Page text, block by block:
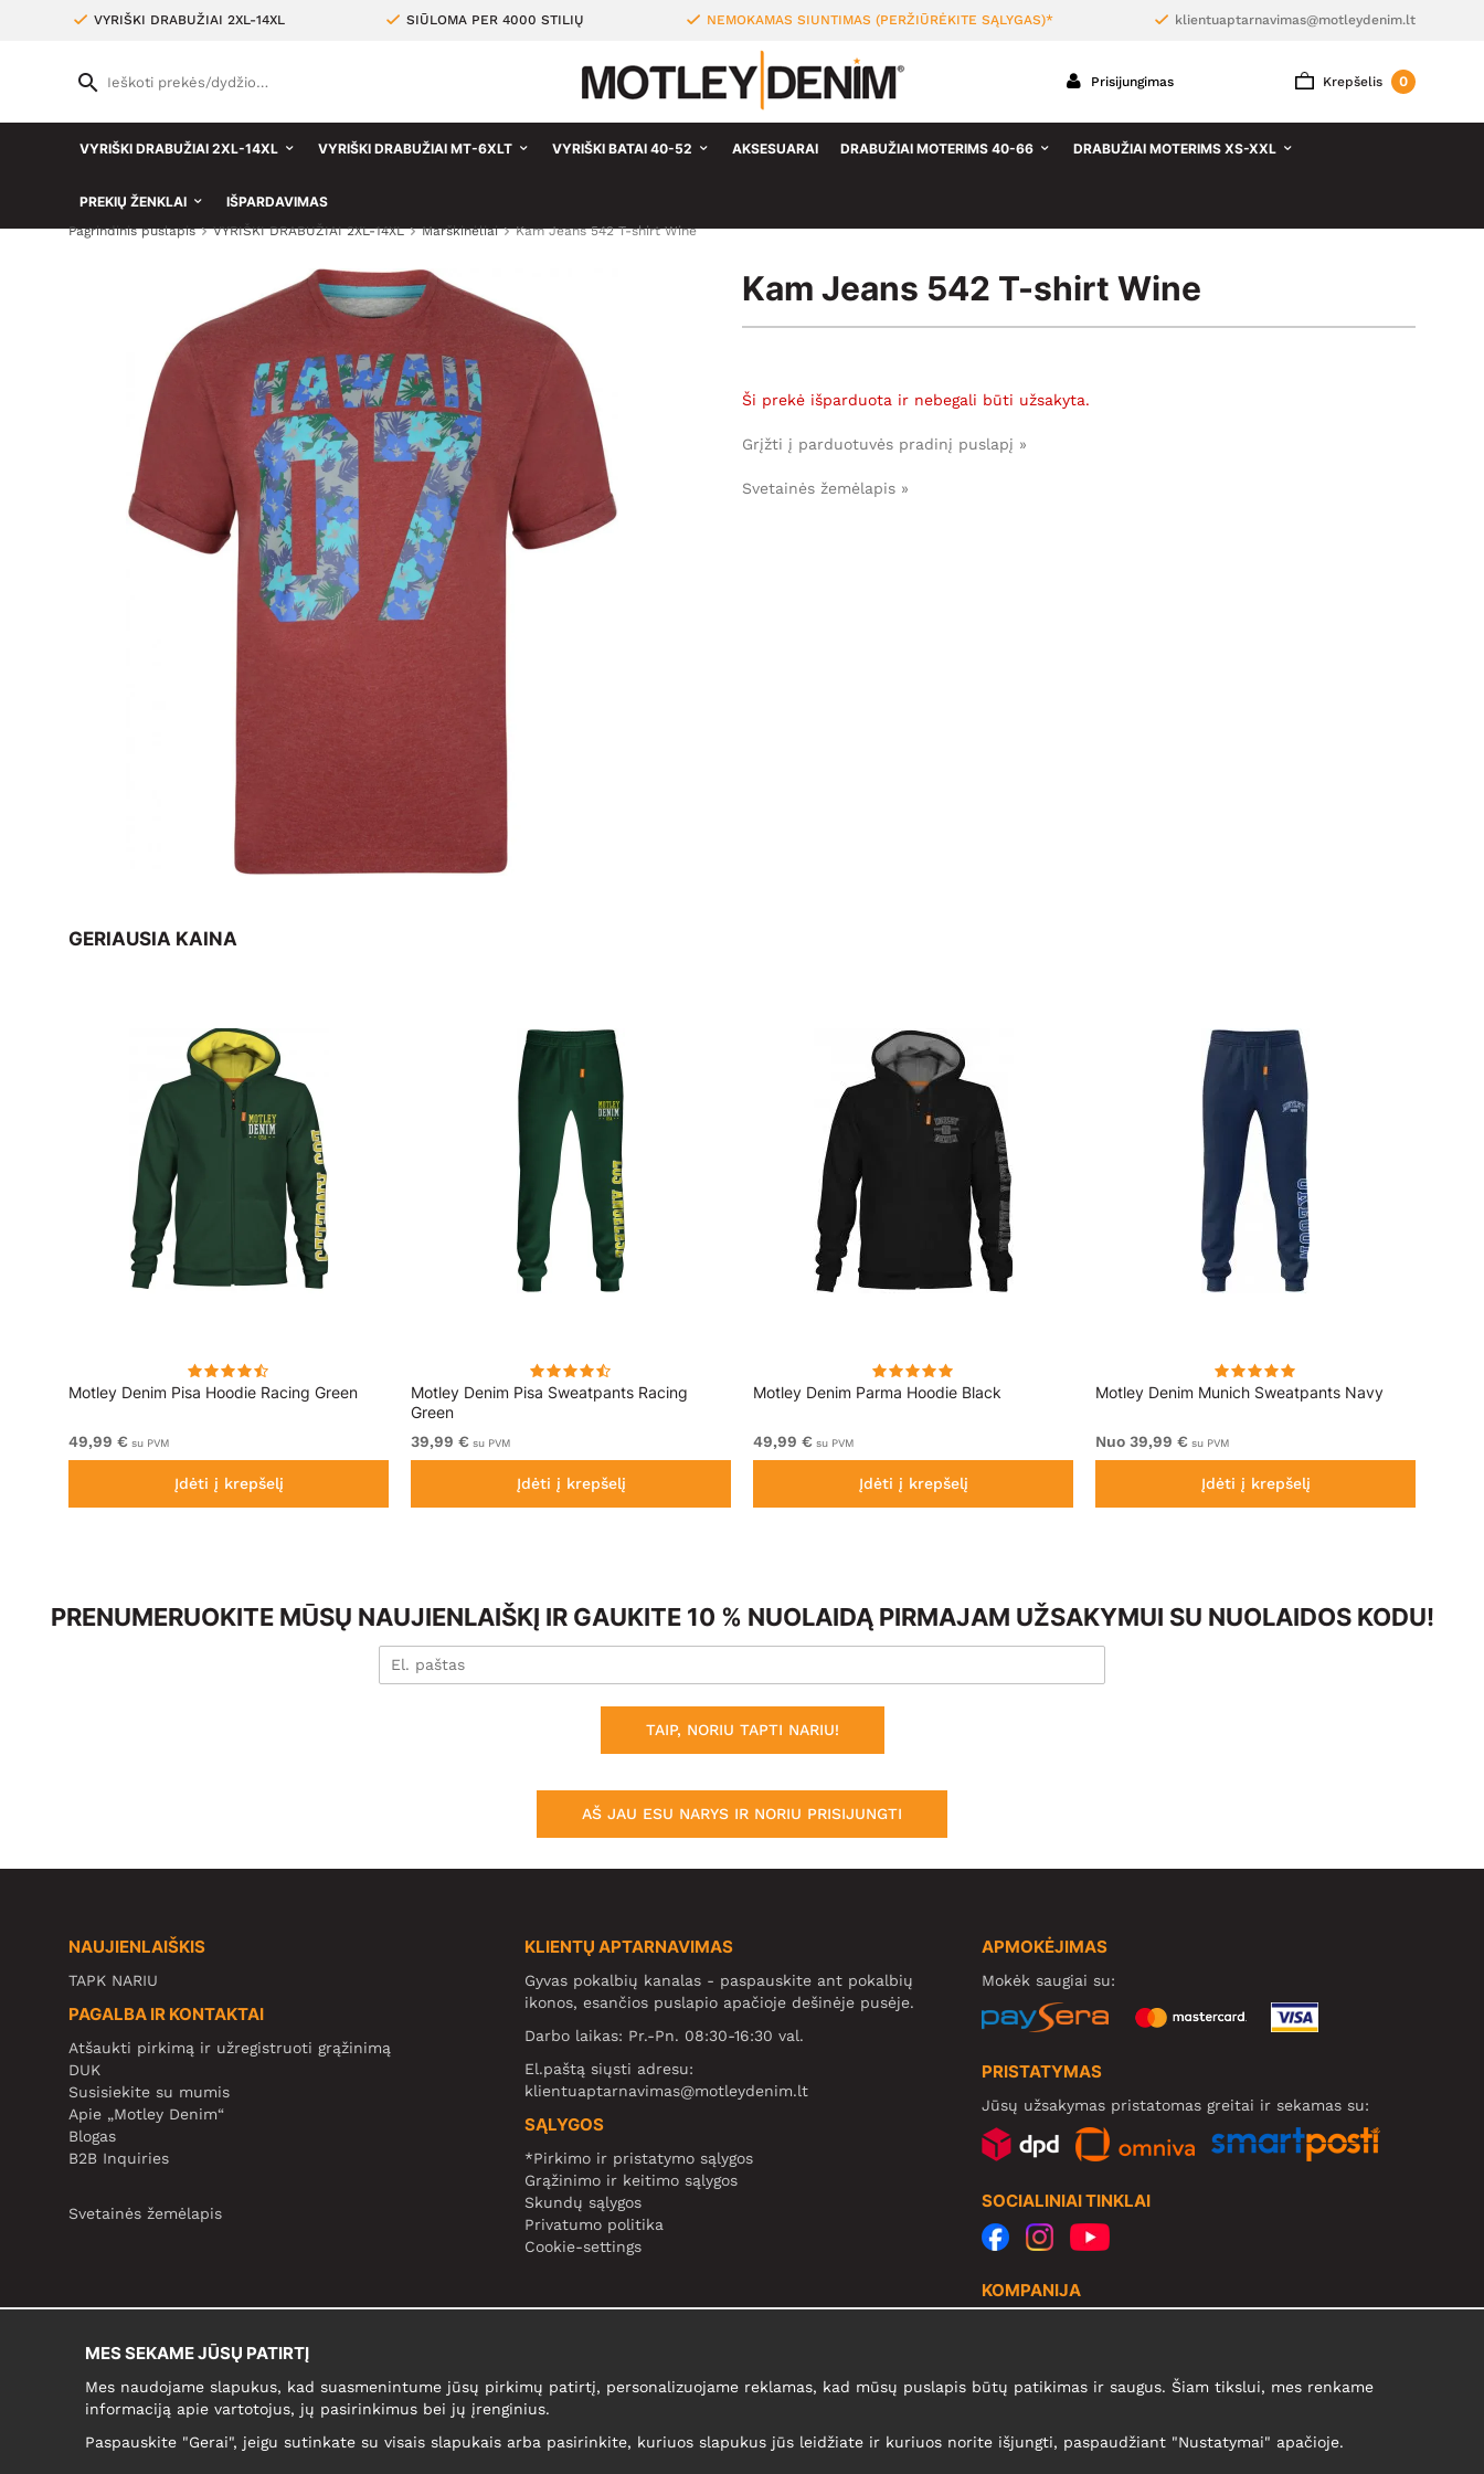
VYRIŠKI DRABUŽIAI 2XL-14XL SIŪLOMA PER 4000 STILIŲ NEMOKAMAS SIUNTIMAS (PERŽIŪRĖKITE SĄLYGAS)* klientuaptarnavimas@motleydenim.lt
Krepšelis 0
Prisijungimas
VYRIŠKI DRABUŽIAI 2XL-14XL VYRIŠKI DRABUŽIAI MT-6XLT VYRIŠKI BATAI 40-52 AKSESUARAI DRABUŽIAI MOTERIMS 40-66 DRABUŽIAI MOTERIMS XS-XXL
PREKIŲ ŽENKLAI IŠPARDAVIMAS
Pagrindinis puslapis VYRIŠKI DRABUŽIAI 2XL-14XL Marškinėliai Kam Jeans 542 T-shirt Wine
Kam Jeans 542 T-shirt Wine
Ši prekė išparduota ir nebegali būti užsakyta.
Grįžti į parduotuvės pradinį puslapį »
Svetainės žemėlapis »
GERIAUSIA KAINA
Motley Denim Pisa Hoodie Racing Green
49,99 € su PVM
Įdėti į krepšelį
Motley Denim Pisa Sweatpants Racing
Green
39,99 € su PVM
Įdėti į krepšelį
Motley Denim Parma Hoodie Black
49,99 € su PVM
Įdėti į krepšelį
Motley Denim Munich Sweatpants Navy
Nuo 39,99 € su PVM
Įdėti į krepšelį
PRENUMERUOKITE MŪSŲ NAUJIENLAIŠKĮ IR GAUKITE 10 % NUOLAIDĄ PIRMAJAM UŽSAKYMUI SU NUOLAIDOS KODU!
TAIP, NORIU TAPTI NARIU!
AŠ JAU ESU NARYS IR NORIU PRISIJUNGTI
NAUJIENLAIŠKIS
TAPK NARIU
PAGALBA IR KONTAKTAI
Atšaukti pirkimą ir užregistruoti grąžinimą
DUK
Susisiekite su mumis
Apie „Motley Denim“
Blogas
B2B Inquiries
Svetainės žemėlapis
KLIENTŲ APTARNAVIMAS
Gyvas pokalbių kanalas - paspauskite ant pokalbių
ikonos, esančios puslapio apačioje dešinėje pusėje.
Darbo laikas: Pr.-Pn. 08:30-16:30 val.
El.paštą siųsti adresu:
klientuaptarnavimas@motleydenim.lt
SĄLYGOS
*Pirkimo ir pristatymo sąlygos
Grąžinimo ir keitimo sąlygos
Skundų sąlygos
Privatumo politika
Cookie-settings
APMOKĖJIMAS
Mokėk saugiai su:
PRISTATYMAS
Jūsų užsakymas pristatomas greitai ir sekamas su:
SOCIALINIAI TINKLAI
KOMPANIJA
NB! Negrąžinti produktų šiuo adresu!
MES SEKAME JŪSŲ PATIRTĮ
Mes naudojame slapukus, kad suasmenintume jūsų pirkimų patirtį, personalizuojame reklamas, kad mūsų puslapis būtų patikimas ir saugus. Šiam tikslui, mes renkame
informaciją apie vartotojus, jų pasirinkimus bei jų įrenginius.
Paspauskite "Gerai", jeigu sutinkate su visais slapukais arba pasirinkite, kuriuos slapukus jūs leidžiate ir kuriuos norite išjungti, paspaudžiant "Nustatymai" apačioje.